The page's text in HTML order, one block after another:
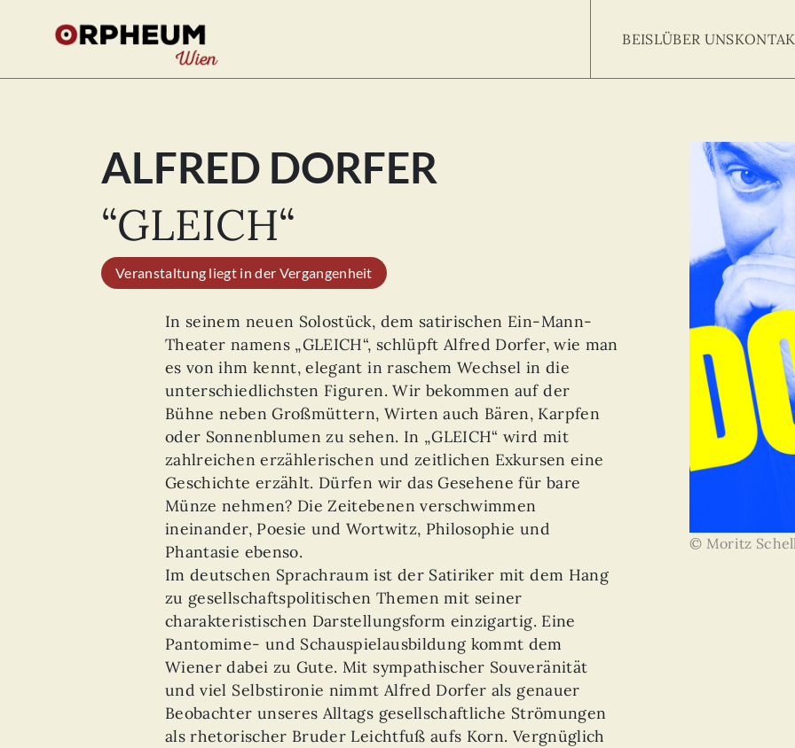
Search
BEISLÜBER UNS
ALFRED DORFER
“GLEICH“
Veranstaltung liegt in der Vergangenheit
In seinem neuen Solostück, dem satirischen Ein-Mann-
Theater namens „GLEICH“, schlüpft Alfred Dorfer, wie man
es von ihm kennt, elegant in raschem Wechsel in die
unterschiedlichsten Figuren. Wir bekommen auf der
Bühne neben Großmüttern, Wirten auch Bären, Karpfen
oder Sonnenblumen zu sehen. In „GLEICH“ wird mit
zahlreichen erzählerischen und zeitlichen Exkursen eine
Geschichte erzählt. Dürfen wir das Gesehene für bare
Münze nehmen? Die Zeitebenen verschwimmen
ineinander, Poesie und Wortwitz, Philosophie und
Phantasie ebenso.
Im deutschen Sprachraum ist der Satiriker mit dem Hang
zu gesellschaftspolitischen Themen mit seiner
charakteristischen Darstellungsform einzigartig. Eine
Pantomime- und Schauspielausbildung kommt dem
Wiener dabei zu Gute. Mit sympathischer Souveränität
und viel Selbstironie nimmt Alfred Dorfer als genauer
Beobachter unseres Alltags gesellschaftliche Strömungen
als rhetorischer Bruder Leichtfuß aufs Korn. Vergnüglich
© Moritz